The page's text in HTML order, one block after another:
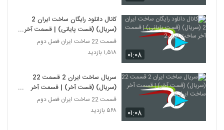
۰۱:۰۸
کانال دانلود رایگان ساخت ایران 2
(سریال) (قست پایانی) | قسمت آخر
ساخت ایران2
قسمت 22 ساخت ایران فصل دوم
۱,۵۱۸ بازدید
۰۱:۰۸
سریال ساخت ایران 2 قسمت 22
(سریال) (قست آخر) | قسمت آخر
ساخت ایران2
قسمت 22 ساخت ایران فصل دوم
۵۶۸ بازدید